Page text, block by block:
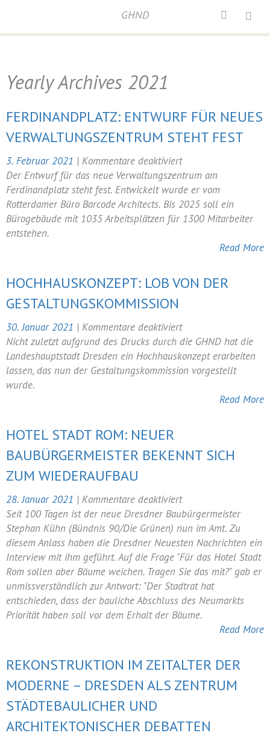
Archives for 2021
Yearly Archives 2021
FERDINANDPLATZ: ENTWURF FÜR NEUES
VERWALTUNGSZENTRUM STEHT FEST
3. Februar 2021 | Kommentare deaktiviertfür
Ferdinandplatz:
Entwurf
für
neues
Der Entwurf für das neue Verwaltungszentrum am
Ferdinandplatz steht fest. Entwickelt wurde er vom
Rotterdamer Büro Barcode Architects. Bis 2025 soll ein
Bürogebäude mit 1035 Arbeitsplätzen für 1300 Mitarbeiter
entstehen.
Read More
HOCHHAUSKONZEPT: LOB VON DER
GESTALTUNGSKOMMISSION
30. Januar 2021 | Kommentare deaktiviertfür
Hochhauskonzept:
Lob
von
Nicht zuletzt aufgrund des Drucks durch die GHND hat die
Landeshauptstadt Dresden ein Hochhauskonzept erarbeiten
lassen, das nun der Gestaltungskommission vorgestellt
wurde.
Read More
HOTEL STADT ROM: NEUER
BAUBÜRGERMEISTER BEKENNT SICH
ZUM WIEDERAUFBAU
28. Januar 2021 | Kommentare deaktiviertfür
Hotel
Stadt
Rom:
Neuer
Baubürgermeister
bekennt
sich
zum
Wiederaufbau
Seit 100 Tagen ist der neue Dresdner Baubürgermeister
Stephan Kühn (Bündnis 90/Die Grünen) nun im Amt. Zu
diesem Anlass haben die Dresdner Neuesten Nachrichten ein
Interview mit ihm geführt. Auf die Frage "Für das Hotel Stadt
Rom sollen aber Bäume weichen. Tragen Sie das mit?" gab er
unmissverständlich zur Antwort: "Der Stadtrat hat
entschieden, dass der bauliche Abschluss des Neumarkts
Priorität haben soll vor dem Erhalt der Bäume.
Read More
REKONSTRUKTION IM ZEITALTER DER
MODERNE – DRESDEN ALS ZENTRUM
STÄDTEBAULICHER UND
ARCHITEKTONISCHER DEBATTEN
GHND